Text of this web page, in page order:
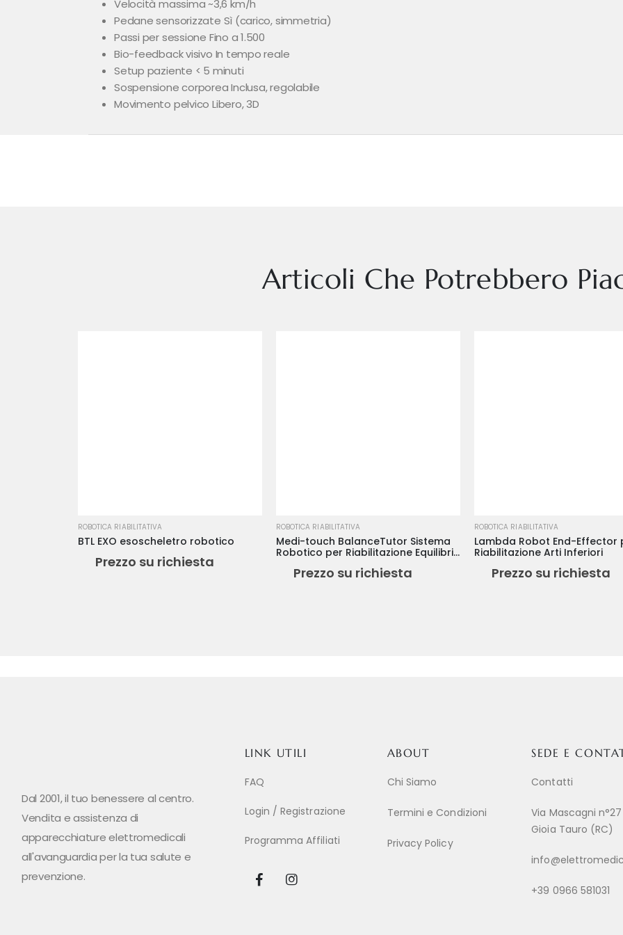
Velocità massima ~3,6 km/h
Pedane sensorizzate Sì (carico, simmetria)
Passi per sessione Fino a 1.500
Bio-feedback visivo In tempo reale
Setup paziente < 5 minuti
Sospensione corporea Inclusa, regolabile
Movimento pelvico Libero, 3D
Articoli Che Potrebbero
ROBOTICA RIABILITATIVA
BTL EXO esoscheletro robotico
Prezzo su richiesta
ROBOTICA RIABILITATIVA
Medi-touch BalanceTutor Sistema
Robotico per Riabilitazione Equilibrio
Prezzo su richiesta
ROBOTICA RIABILITATIVA
Lambda Robot End-Effector
Riabilitazione Arti Inferiori
Prezzo su richiesta
Dal 2001, il tuo benessere al centro.
Vendita e assistenza di
apparecchiature elettromedicali
all'avanguardia per la tua salute e
prevenzione.
LINK UTILI
FAQ
Login / Registrazione
Programma Affiliati
ABOUT
Chi Siamo
Termini e Condizioni
Privacy Policy
SEDE E
Contatti
Via Mascagni
Gioia Tauro (RC)
+39 0966 581031